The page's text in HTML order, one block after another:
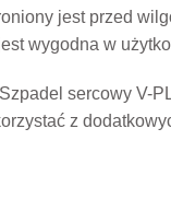
jest przed
wygodna w
sercowy V-
z